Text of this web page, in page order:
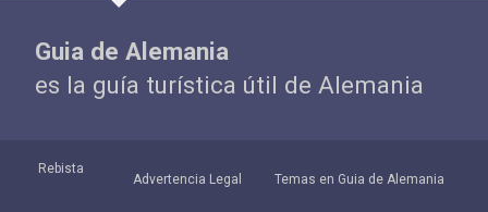
Guia de Alemania
es la guía turística útil de Alemania
Rebista
Advertencia Legal Temas en Guia de Alemania